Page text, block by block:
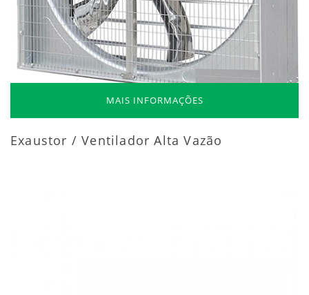
MAIS INFORMAÇÕES
Exaustor / Ventilador Alta Vazão